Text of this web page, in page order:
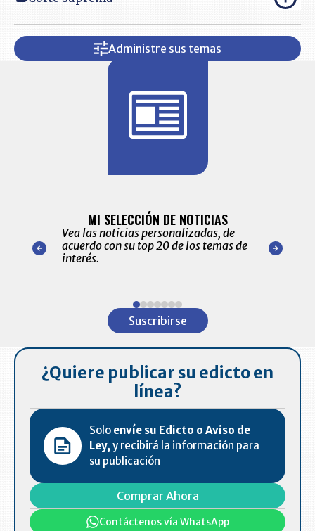
Administre sus temas
nuestro
para
MI SELECCIÓN DE NOTICIAS
Vea las noticias personalizadas, de
acuerdo con su top 20 de los temas de
interés.
de las
Suscribirse
¿Quiere publicar su edicto en
línea?
Solo envíe su Edicto o Aviso de
Ley,y recibirá la información para
su publicación
Comprar Ahora
Contáctenos vía WhatsApp